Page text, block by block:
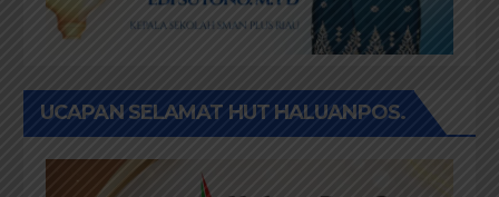
UCAPAN SELAMAT HUT HALUANPOS.